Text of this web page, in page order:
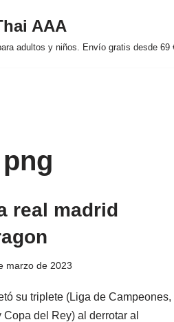
AAA
adultos y niños. Envío gratis desde
real madrid
marzo de 2023
su triplete (Liga de Campeones,
Copa del Rey) al derrotar al